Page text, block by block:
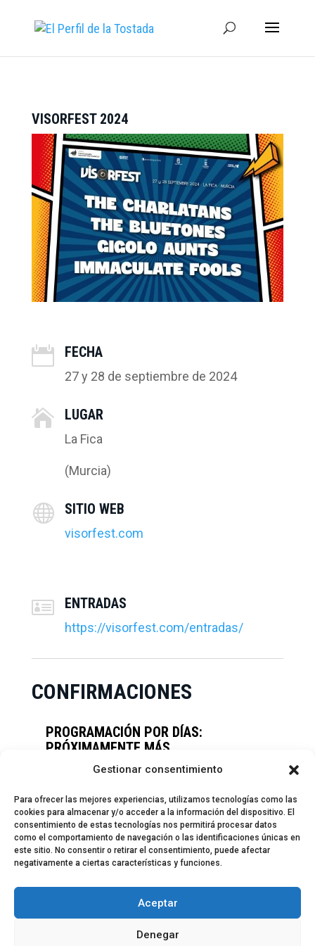
Gestionar consentimiento
Para ofrecer las mejores experiencias, utilizamos tecnologías como las
cookies para almacenar y/o acceder a la información del dispositivo. El
consentimiento de estas tecnologías nos permitirá procesar datos
como el comportamiento de navegación o las identificaciones únicas en
este sitio. No consentir o retirar el consentimiento, puede afectar
negativamente a ciertas características y funciones.
Aceptar
Denegar
VISORFEST 2024
 FECHA
27 y 28 de septiembre de 2024
 LUGAR
La Fica
(Murcia)
 SITIO WEB
visorfest.com
 ENTRADAS
https://visorfest.com/entradas/
CONFIRMACIONES
PROGRAMACIÓN POR DÍAS:
PRÓXIMAMENTE MÁS
INFORMACIÓN
Equipo EPDLT Contacto